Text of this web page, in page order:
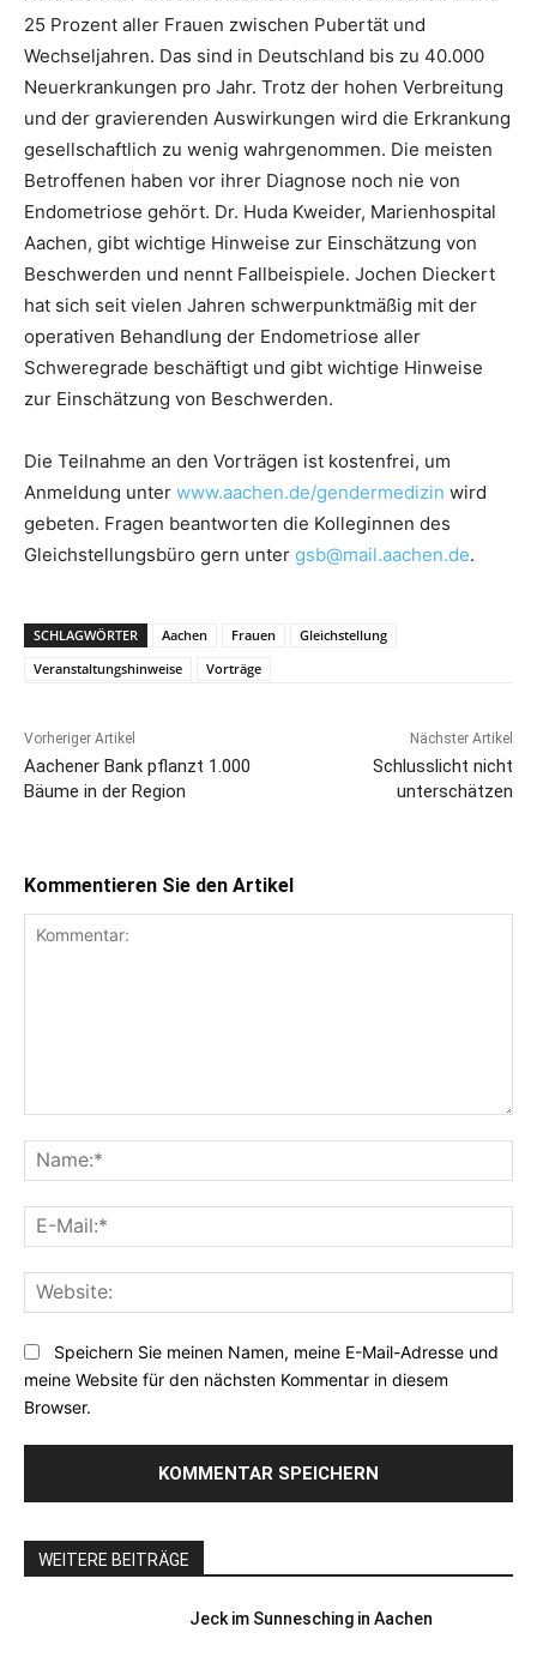
25 Prozent aller Frauen zwischen Pubertät und
Wechseljahren. Das sind in Deutschland bis zu 40.000
Neuerkrankungen pro Jahr. Trotz der hohen Verbreitung
und der gravierenden Auswirkungen wird die Erkrankung
gesellschaftlich zu wenig wahrgenommen. Die meisten
Betroffenen haben vor ihrer Diagnose noch nie von
Endometriose gehört. Dr. Huda Kweider, Marienhospital
Aachen, gibt wichtige Hinweise zur Einschätzung von
Beschwerden und nennt Fallbeispiele. Jochen Dieckert
hat sich seit vielen Jahren schwerpunktmäßig mit der
operativen Behandlung der Endometriose aller
Schweregrade beschäftigt und gibt wichtige Hinweise
zur Einschätzung von Beschwerden.
Die Teilnahme an den Vorträgen ist kostenfrei, um
Anmeldung unter www.aachen.de/gendermedizin wird
gebeten. Fragen beantworten die Kolleginnen des
Gleichstellungsbüro gern unter gsb@mail.aachen.de.
SCHLAGWÖRTER Aachen Frauen
Gleichstellung
Veranstaltungshinweise
Vorträge
Vorheriger Artikel
Aachener Bank pflanzt 1.000
Bäume in der Region
Nächster Artikel
Schlusslicht nicht
unterschätzen
Kommentieren Sie den Artikel
Speichern Sie meinen Namen, meine E-Mail-Adresse und
meine Website für den nächsten Kommentar in diesem
Browser.
WEITERE BEITRÄGE
Jeck im Sunnesching in Aachen